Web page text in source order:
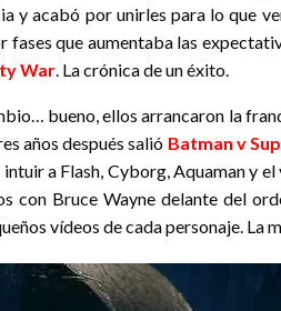
y acabó por unirles para lo que
fases que aumentaba las
War. La crónica de un éxito.
bueno, ellos arrancaron la
años después salió Batman v
intuir a Flash, Cyborg, Aquaman y
con Bruce Wayne delante del
vídeos de cada personaje. La